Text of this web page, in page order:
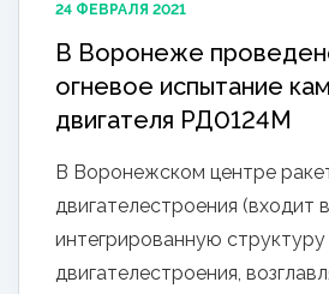
24 ФЕВРАЛЯ 2021
В Воронеже
огневое испытание
двигателя РД0124М
В Воронежском центре
двигателестроения (входит в
интегрированную структуру
двигателестроения,